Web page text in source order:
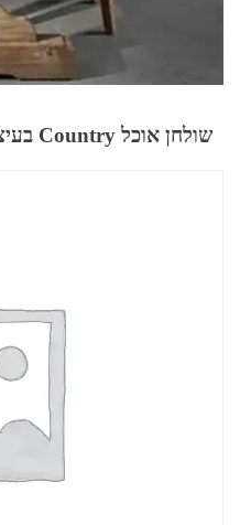
שולחן אוכל Country בעיצוב כפרי